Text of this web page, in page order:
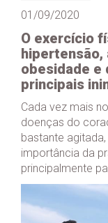
01/09/2020
O exercício
hipertensão,
obesidade e
principais
Cada vez mais
doenças do
bastante
importância da
principalmente